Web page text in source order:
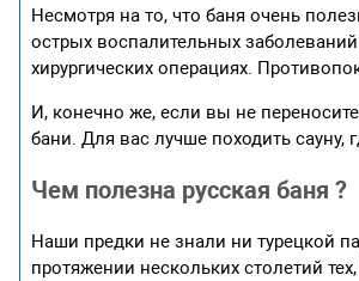
Несмотря на то, что баня очень
острых воспалительных
хирургических операциях.
И, конечно же, если вы не
бани. Для вас лучше походить сауну,
Чем полезна русская баня ?
Наши предки не знали ни турецкой
протяжении нескольких столетий